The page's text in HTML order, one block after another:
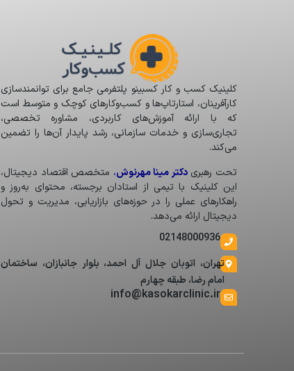
کلینیک کسب و کار کسبینو پلتفرمی جامع برای توانمندسازی
کارآفرینان، استارتاپ‌ها و کسب‌وکارهای کوچک و متوسط است
که با ارائه آموزش‌های کاربردی، مشاوره تخصصی،
تجاری‌سازی و خدمات سازمانی، رشد پایدار آن‌ها را تضمین
می‌کند.
تحت رهبریدکتر مینا مهرنوش، متخصص اقتصاد دیجیتال،
این کلینیک با تیمی از استادان برجسته، محتوای به‌روز و
راهکارهای عملی را در حوزه‌های بازاریابی، مدیریت و تحول
دیجیتال ارائه می‌دهد.
02148000936
تهران، اتوبان جلال آل احمد، بلوار جانبازان، ساختمان
امام رضا، طبقه چهارم
info@kasokarclinic.ir